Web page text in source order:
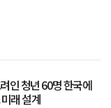
인 청년 60명 한국에
래 설계